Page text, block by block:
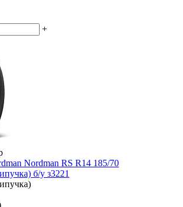
+
Nordman RS R14 185/70
б/у з3221